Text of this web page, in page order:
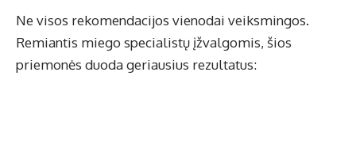
Ne visos rekomendacijos vienodai veiksmingos.
Remiantis miego specialistų įžvalgomis, šios
priemonės duoda geriausius rezultatus: